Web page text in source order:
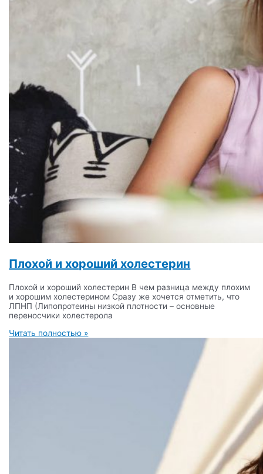
Плохой и хороший холестерин
Плохой и хороший холестерин В чем разница между плохим
и хорошим холестерином Сразу же хочется отметить, что
ЛПНП (Липопротеины низкой плотности – основные
переносчики холестерола
Читать полностью »